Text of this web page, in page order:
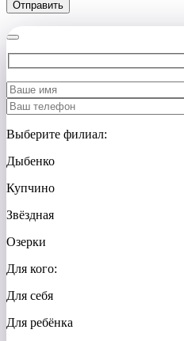
Выберите филиал:
Дыбенко
Купчино
Звёздная
Озерки
Для кого:
Для себя
Для ребёнка